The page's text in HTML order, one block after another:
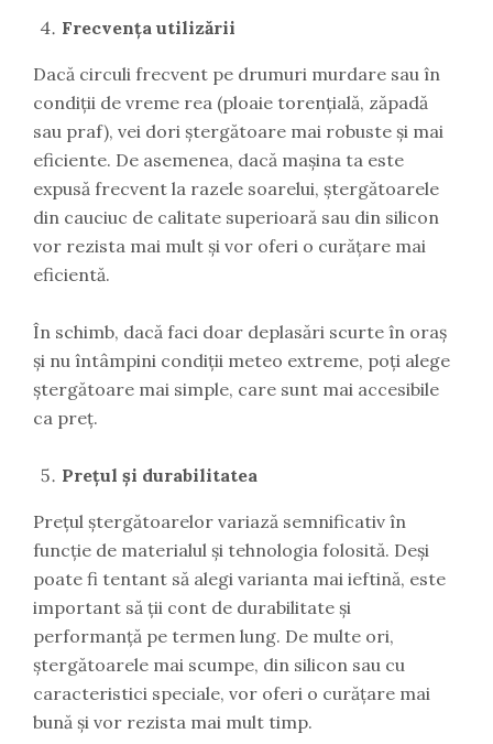
Frecvența utilizării
Dacă circuli frecvent pe drumuri murdare sau în
condiții de vreme rea (ploaie torențială, zăpadă
sau praf), vei dori ștergătoare mai robuste și mai
eficiente. De asemenea, dacă mașina ta este
expusă frecvent la razele soarelui, ștergătoarele
din cauciuc de calitate superioară sau din silicon
vor rezista mai mult și vor oferi o curățare mai
eficientă.
În schimb, dacă faci doar deplasări scurte în oraș
și nu întâmpini condiții meteo extreme, poți alege
ștergătoare mai simple, care sunt mai accesibile
ca preț.
Prețul și durabilitatea
Prețul ștergătoarelor variază semnificativ în
funcție de materialul și tehnologia folosită. Deși
poate fi tentant să alegi varianta mai ieftină, este
important să ții cont de durabilitate și
performanță pe termen lung. De multe ori,
ștergătoarele mai scumpe, din silicon sau cu
caracteristici speciale, vor oferi o curățare mai
bună și vor rezista mai mult timp.